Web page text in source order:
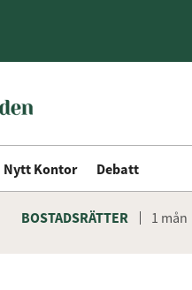
Nytt Kontor Debatt
BOSTADSRÄTTER 1 mån